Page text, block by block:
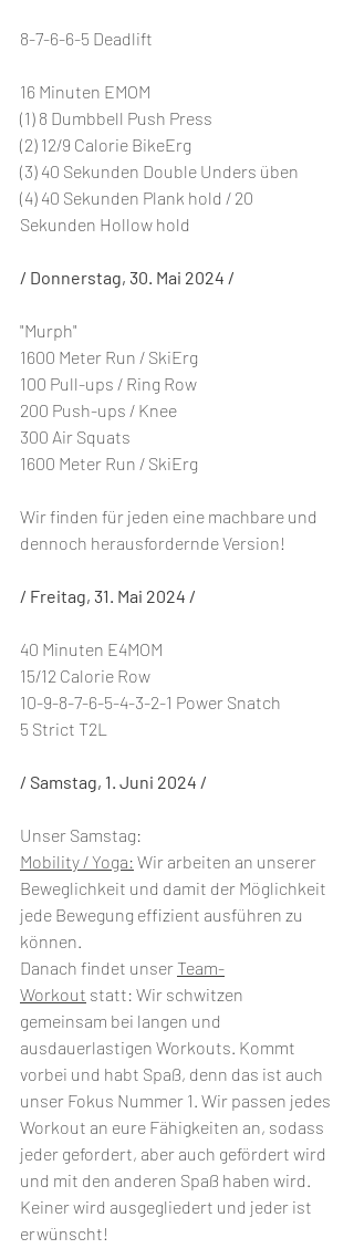
8-7-6-6-5 Deadlift
16 Minuten EMOM
(1) 8 Dumbbell Push Press
(2) 12/9 Calorie BikeErg
(3) 40 Sekunden Double Unders üben
(4) 40 Sekunden Plank hold / 20
Sekunden Hollow hold
/ Donnerstag, 30. Mai 2024 /
"Murph"
1600 Meter Run / SkiErg
100 Pull-ups / Ring Row
200 Push-ups / Knee
300 Air Squats
1600 Meter Run / SkiErg
Wir finden für jeden eine machbare und
dennoch herausfordernde Version!
/ Freitag, 31. Mai 2024 /
40 Minuten E4MOM
15/12 Calorie Row
10-9-8-7-6-5-4-3-2-1 Power Snatch
5 Strict T2L
/ Samstag, 1. Juni 2024 /
Unser Samstag:
Mobility / Yoga: Wir arbeiten an unserer
Beweglichkeit und damit der Möglichkeit
jede Bewegung effizient ausführen zu
können.
Danach findet unser Team-
Workout statt: Wir schwitzen
gemeinsam bei langen und
ausdauerlastigen Workouts. Kommt
vorbei und habt Spaß, denn das ist auch
unser Fokus Nummer 1. Wir passen jedes
Workout an eure Fähigkeiten an, sodass
jeder gefordert, aber auch gefördert wird
und mit den anderen Spaß haben wird.
Keiner wird ausgegliedert und jeder ist
erwünscht!